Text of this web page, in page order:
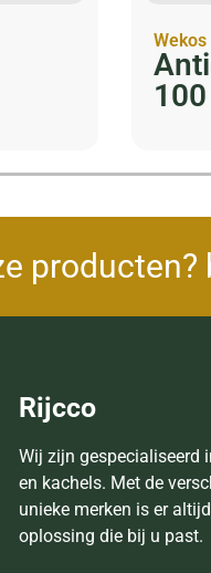
Wekos
100
producten?
Rijcco
Wij zijn gespecialiseerd
en kachels. Met de
unieke merken is er
oplossing die bij u past.